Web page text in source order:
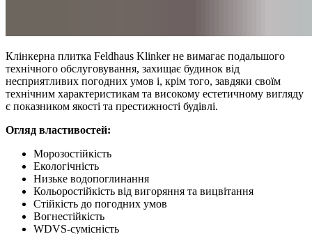
Клінкерна плитка Feldhaus Klinker не вимагає подальшого
технічного обслуговування, захищає будинок від
несприятливих погодних умов і, крім того, завдяки своїм
технічним характеристикам та високому естетичному вигляду
є показником якості та престижності будівлі.
Огляд властивостей:
Морозостійкість
Екологічність
Низьке водопоглинання
Кольоростійкість від вигоряння та вицвітання
Стійкість до погодних умов
Вогнестійкість
WDVS-сумісність